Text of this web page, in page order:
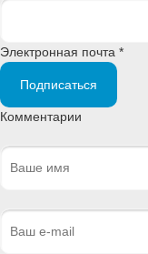
Электронная почта *
Подписаться
Комментарии